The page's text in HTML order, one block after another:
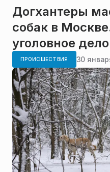
Догхантеры
собак в
уголовное дело
ПРОИСШЕСТВИЯ 30